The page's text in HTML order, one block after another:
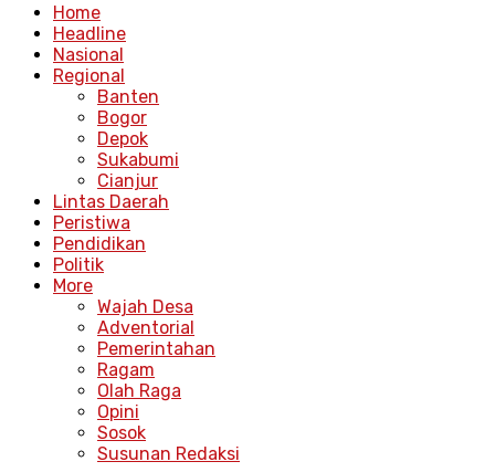
Home
Headline
Nasional
Regional
Banten
Bogor
Depok
Sukabumi
Cianjur
Lintas Daerah
Peristiwa
Pendidikan
Politik
More
Wajah Desa
Adventorial
Pemerintahan
Ragam
Olah Raga
Opini
Sosok
Susunan Redaksi